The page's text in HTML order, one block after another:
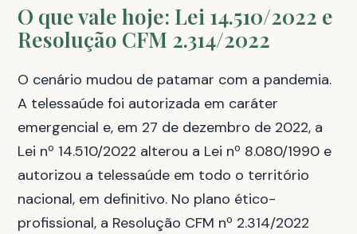
O que vale hoje: Lei 14.510/2022 e
Resolução CFM 2.314/2022
O cenário mudou de patamar com a pandemia.
A telessaúde foi autorizada em caráter
emergencial e, em 27 de dezembro de 2022, a
Lei nº 14.510/2022 alterou a Lei nº 8.080/1990 e
autorizou a telessaúde em todo o território
nacional, em definitivo. No plano ético-
profissional, a Resolução CFM nº 2.314/2022